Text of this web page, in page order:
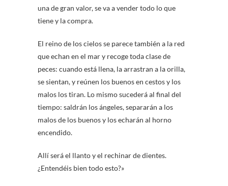
una de gran valor, se va a vender todo lo que
tiene y la compra.
El reino de los cielos se parece también a la red
que echan en el mar y recoge toda clase de
peces: cuando está llena, la arrastran a la orilla,
se sientan, y reúnen los buenos en cestos y los
malos los tiran. Lo mismo sucederá al final del
tiempo: saldrán los ángeles, separarán a los
malos de los buenos y los echarán al horno
encendido.
Allí será el llanto y el rechinar de dientes.
¿Entendéis bien todo esto?»